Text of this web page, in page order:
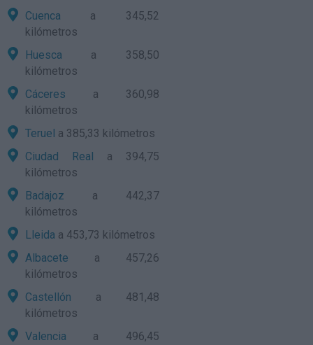
Cuenca a 345,52
kilómetros
Huesca a 358,50
kilómetros
Cáceres a 360,98
kilómetros
Teruel a 385,33 kilómetros
Ciudad Real a 394,75
kilómetros
Badajoz a 442,37
kilómetros
Lleida a 453,73 kilómetros
Albacete a 457,26
kilómetros
Castellón a 481,48
kilómetros
Valencia a 496,45